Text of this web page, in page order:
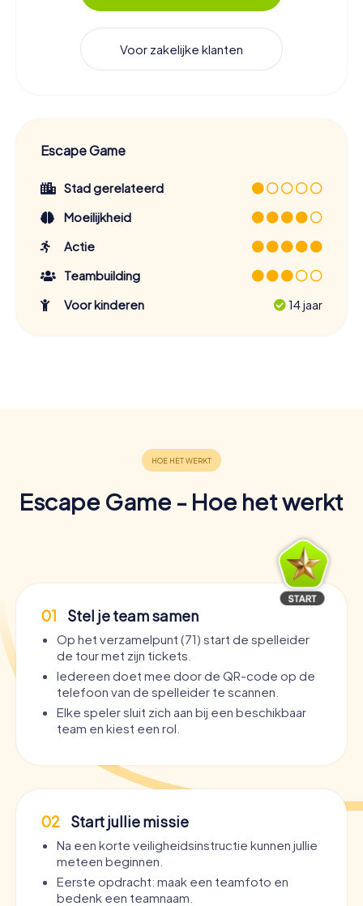
Voor zakelijke klanten
Escape Game
Stad gerelateerd
Moeilijkheid
Actie
Teambuilding
Voor kinderen
14 jaar
Escape Game - Hoe het werkt
01 Stel je team samen
Op het verzamelpunt (71) start de spelleider
de tour met zijn tickets.
Iedereen doet mee door de QR-code op de
telefoon van de spelleider te scannen.
Elke speler sluit zich aan bij een beschikbaar
team en kiest een rol.
02 Start jullie missie
Na een korte veiligheidsinstructie kunnen jullie
meteen beginnen.
Eerste opdracht: maak een teamfoto en
bedenk een teamnaam.